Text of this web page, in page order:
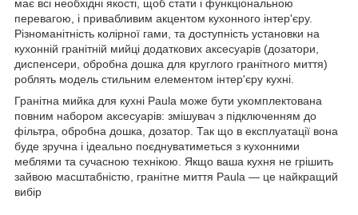
має всі необхідні якості, щоб стати і функціональною
перевагою, і привабливим акцентом кухонного інтер'єру.
Різноманітність колірної гами, та доступність установки на
кухонній гранітній мийці додаткових аксесуарів (дозатори,
диспенсери, обробна дошка для круглого гранітного миття)
роблять модель стильним елементом інтер'єру кухні.
Гранітна мийка для кухні Paula може бути укомплектована
повним набором аксесуарів: змішувач з підключенням до
фільтра, обробна дошка, дозатор. Так що в експлуатації вона
буде зручна і ідеально поєднуватиметься з кухонними
меблями та сучасною технікою. Якщо ваша кухня не грішить
зайвою масштабністю, гранітне миття Paula — це найкращий
вибір